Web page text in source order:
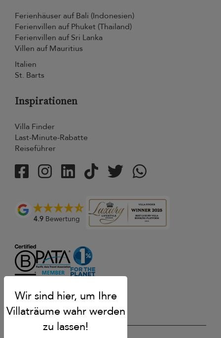
Ferienhäuser auf Bali (Indonesien)
Ferienvillen auf Phuket (Thailand)
Ferienvillen auf Sri Lanka
Villen auf Mauritius
Italien
St. Barts
Inspirationen
Villa Finder
Last-Minute-Rabatte
Reiseführer
4.9 Bewertung